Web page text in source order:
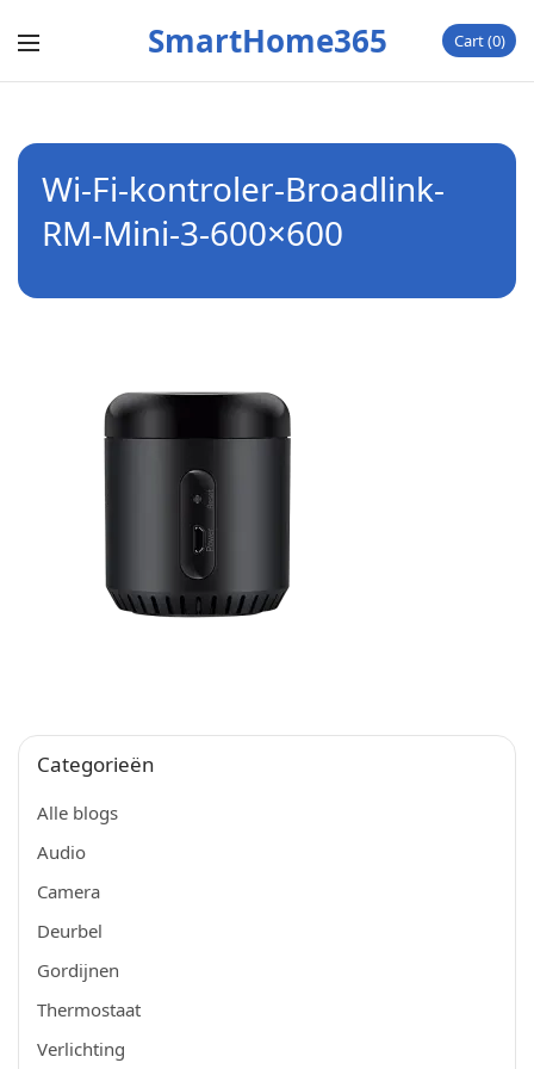
SmartHome365 Cart 0
Wi-Fi-kontroler-Broadlink-
RM-Mini-3-600×600
Categorieën
Alle blogs
Audio
Camera
Deurbel
Gordijnen
Thermostaat
Verlichting